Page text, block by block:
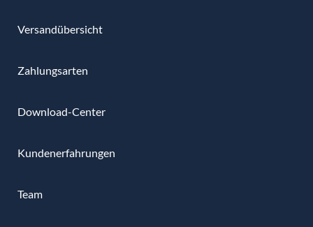
Versandübersicht
Zahlungsarten
Download-Center
Kundenerfahrungen
Team